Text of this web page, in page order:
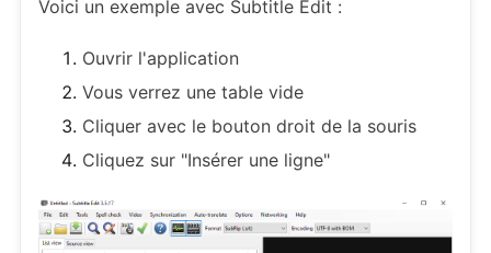
Voici un exemple avec Subtitle Edit :
Ouvrir l'application
Vous verrez une table vide
Cliquer avec le bouton droit de la souris
Cliquez sur "Insérer une ligne"